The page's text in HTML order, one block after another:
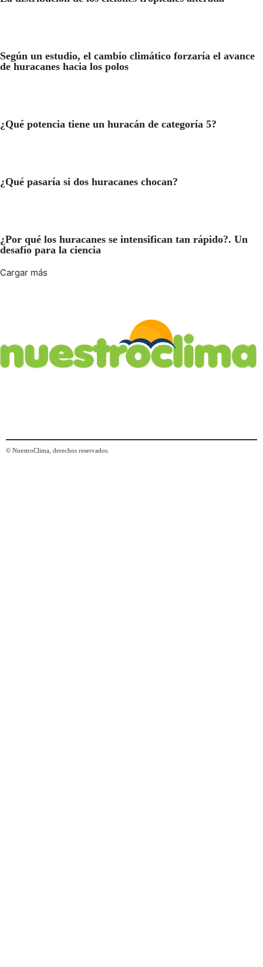
Según un estudio, el cambio climático forzaría el avance
de huracanes hacia los polos
¿Qué potencia tiene un huracán de categoría 5?
¿Qué pasaría si dos huracanes chocan?
¿Por qué los huracanes se intensifican tan rápido?. Un
desafío para la ciencia
Cargar más
© NuestroClima, derechos reservados.